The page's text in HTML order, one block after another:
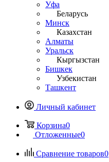
Уфа
Беларусь
Минск
Казахстан
Алматы
Уральск
Кыргызстан
Бишкек
Узбекистан
Ташкент
Личный кабинет
Корзина0
Отложенные0
Сравнение товаров0